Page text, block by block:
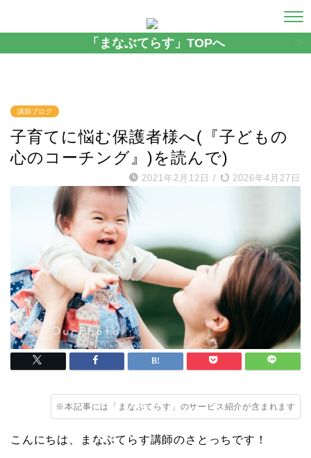
「まなぶてらす」TOPへ
講師ブログ
子育てに悩む保護者様へ(『子どもの
心のコーチング』)を読んで)
2021年2月12日 / 2026年4月27日
※本記事には「まなぶてらす」のサービス紹介が含まれます
こんにちは、まなぶてらす講師のさとっちです！